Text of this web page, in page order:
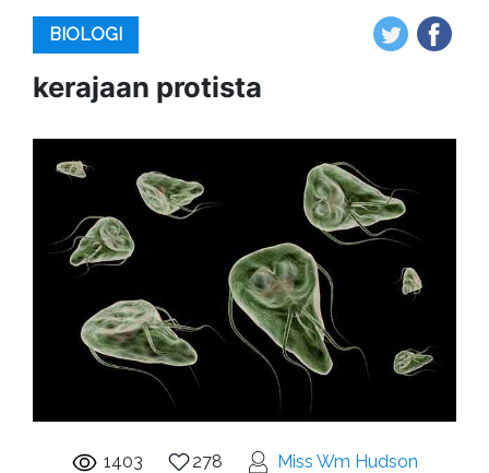
BIOLOGI
kerajaan protista
1403 278 Miss Wm Hudson